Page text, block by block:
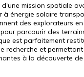
mission spatiale
à énergie solaire
des explorateurs
parcourir des
est parfaitement
recherche et
à la découverte